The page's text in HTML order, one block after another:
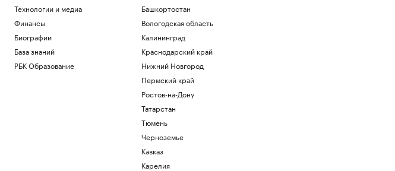
Технологии и медиа
Финансы
Биографии
База знаний
РБК Образование
Башкортостан
Вологодская область
Калининград
Краснодарский край
Нижний Новгород
Пермский край
Ростов-на-Дону
Татарстан
Тюмень
Черноземье
Кавказ
Карелия